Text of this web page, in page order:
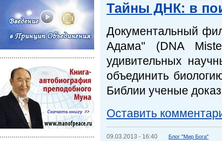
Тайны ДНК: в
Документальный
Адама" (DNA
удивительных
объединить
Библии ученые
Оставить
09.03.2013 - 16:40 Блог "Мир Бога"